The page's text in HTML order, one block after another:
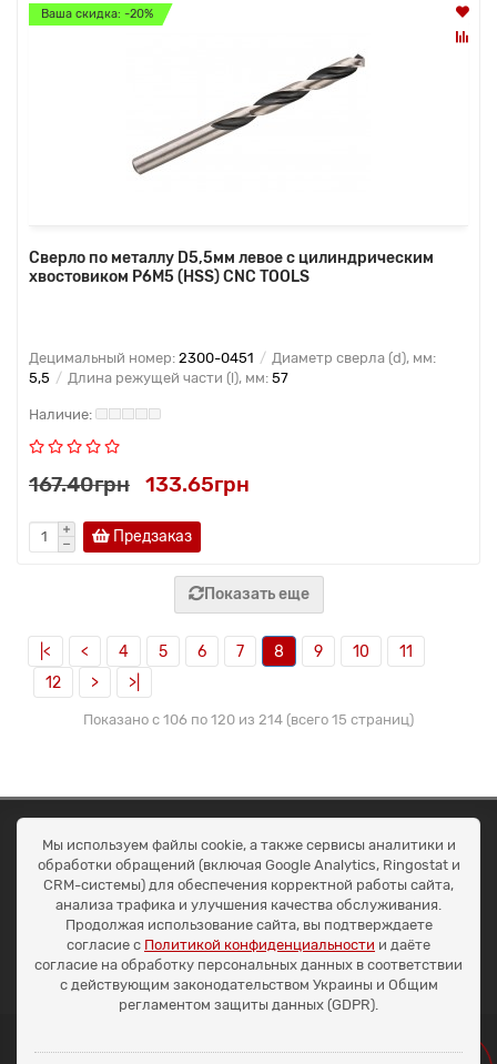
Ваша скидка: -20%
Сверло по металлу D5,5мм левое с цилиндрическим
хвостовиком Р6М5 (HSS) CNC TOOLS
Децимальный номер: 2300-0451
Диаметр сверла (d), мм:
5,5
Длина режущей части (l), мм: 57
167.40грн 133.65грн
Предзаказ
Показать еще
|< < 4 5 6 7 8 9 10
11
12
> >|
Показано с 106 по 120 из 214 (всего 15 страниц)
ОКЕАН ТРЕЙД
Договір публичної оферти
Доставка та оплата
Наші контакти
Умови повернення
+38 (099) 452-20-02
+38 (098) 492-20-02
office@ocean.biz.ua
Мы используем файлы cookie, а также сервисы аналитики и
обработки обращений (включая Google Analytics, Ringostat и
CRM-системы) для обеспечения корректной работы сайта,
анализа трафика и улучшения качества обслуживания.
Продолжая использование сайта, вы подтверждаете
согласие с Политикой конфиденциальности и даёте
согласие на обработку персональных данных в соответствии
с действующим законодательством Украины и Общим
регламентом защиты данных (GDPR).